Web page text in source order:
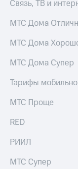
Связь, ТВ и
МТС Дома
МТС Дома
МТС Дома Супер
Тарифы
МТС Проще
RED
РИИЛ
МТС Супер